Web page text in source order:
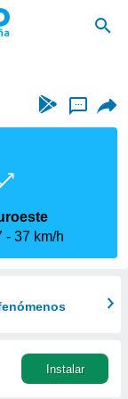
...
37 km/h
Instalar